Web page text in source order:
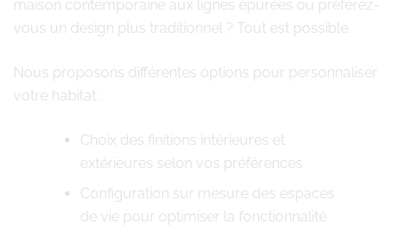
maison contemporaine aux lignes épurées ou préférez-
vous un design plus traditionnel ? Tout est possible.
Nous proposons différentes options pour personnaliser
votre habitat :
Choix des finitions intérieures et
extérieures selon vos préférences
Configuration sur mesure des espaces
de vie pour optimiser la fonctionnalité